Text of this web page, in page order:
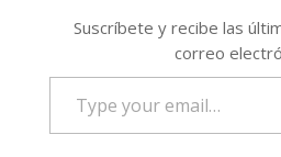
Suscríbete y recibe las
correo
email…